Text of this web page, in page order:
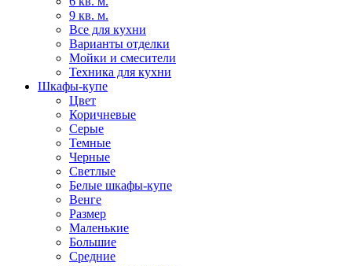
9 кв. м.
Все для кухни
Варианты отделки
Мойки и смесители
Техника для кухни
Шкафы-купе
Цвет
Коричневые
Серые
Темные
Черные
Светлые
Белые шкафы-купе
Венге
Размер
Маленькие
Большие
Средние